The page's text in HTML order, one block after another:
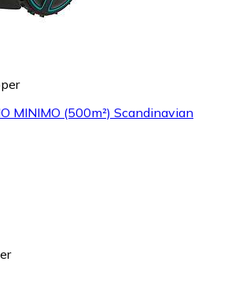
MINIMO (500m²) Scandinavian